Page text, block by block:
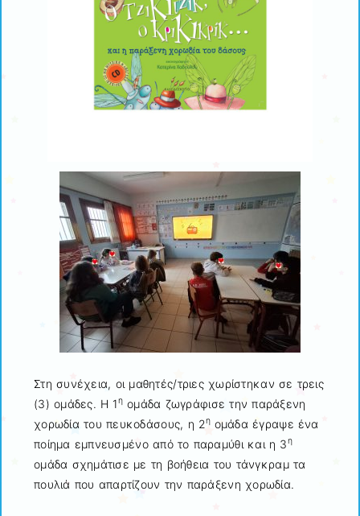
Στη συνέχεια, οι μαθητές/τριες χωρίστηκαν σε τρεις
(3) ομάδες. Η 1η ομάδα ζωγράφισε την παράξενη
χορωδία του πευκοδάσους, η 2η ομάδα έγραψε ένα
ποίημα εμπνευσμένο από το παραμύθι και η 3η
ομάδα σχημάτισε με τη βοήθεια του τάνγκραμ τα
πουλιά που απαρτίζουν την παράξενη χορωδία.